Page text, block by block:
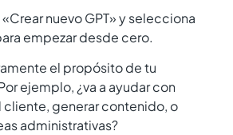
nuevo GPT» y selecciona
empezar desde cero.
el propósito de tu
ejemplo, ¿va a ayudar con
cliente, generar contenido, o
administrativas?